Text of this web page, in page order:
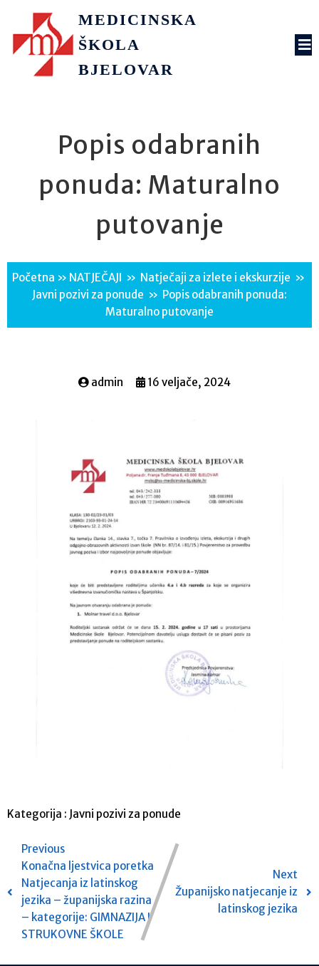
MEDICINSKA
ŠKOLA
BJELOVAR
Popis odabranih
ponuda: Maturalno
putovanje
Početna » NATJEČAJI » Natječaji za izlete i ekskurzije »
Javni pozivi za ponude » Popis odabranih ponuda:
Maturalno putovanje
admin 16 veljače, 2024
Kategorija : Javni pozivi za ponude
Previous
Konačna ljestvica poretka
Natjecanja iz latinskog
jezika – županijska razina
– kategorije: GIMNAZIJA I
STRUKOVNE ŠKOLE
Next
Županijsko natjecanje iz
latinskog jezika